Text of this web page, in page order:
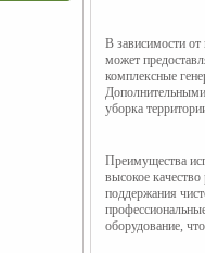
В зависимости от
может
комплексные
уборка
Преимущества
высокое
поддержания
оборудование,